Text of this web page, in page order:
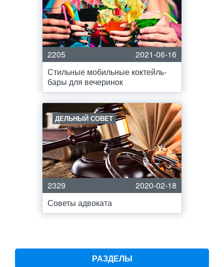
2205
2021-06-16
Стильные мобильные коктейль-
бары для вечеринок
ДЕЛЬНЫЙ СОВЕТ
2329
2020-02-18
Советы адвоката
РАЗДЕЛЫ